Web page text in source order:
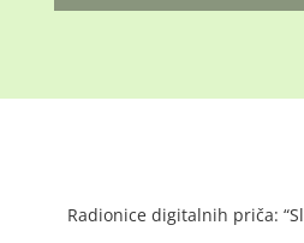
Radionice digitalnih priča: